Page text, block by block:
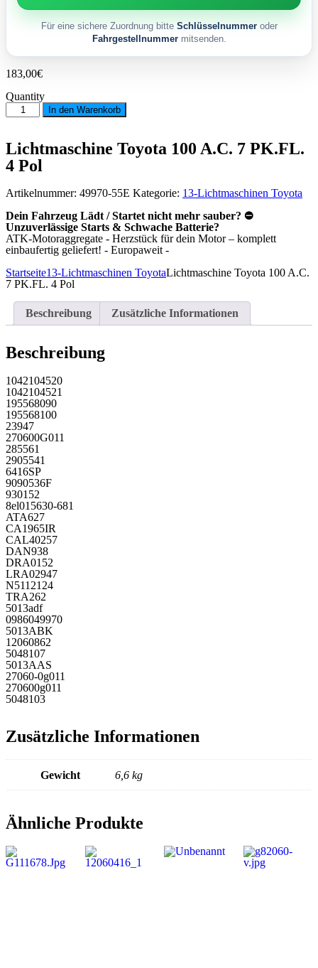
Für eine sichere Zuordnung bitte Schlüsselnummeroder
Fahrgestellnummermitsenden.
183,00€
Quantity
Lichtmaschine
Toyota
A.C.
7
PK.FL.
4
Pol
Menge
In den Warenkorb
Lichtmaschine Toyota 100 A.C. 7 PK.FL.
4 Pol
Artikelnummer: 49970-55E Kategorie: 13-Lichtmaschinen Toyota
Dein Fahrzeug Lädt / Startet nicht mehr sauber? ⛔
Unzuverlässige Starts & Schwache Batterie?
ATK-Motoraggregate - Herzstück für dein Motor – komplett
einbaufertig geliefert! - Europaweit -
Startseite13-Lichtmaschinen ToyotaLichtmaschine Toyota 100 A.C.
7 PK.FL. 4 Pol
Beschreibung Zusätzliche Informationen
Beschreibung
1042104520
1042104521
195568090
195568100
23947
270600G011
285561
2905541
6416SP
9090536F
930152
8el015630-681
ATA627
CA1965IR
CAL40257
DAN938
DRA0152
LRA02947
N5112124
TRA262
5013adf
0986049970
5013ABK
12060862
5048107
5013AAS
27060-0g011
270600g011
5048103
Zusätzliche Informationen
Gewicht 6,6 kg
Ähnliche Produkte